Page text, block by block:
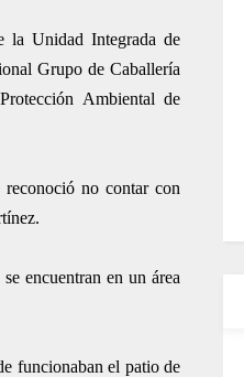
la Unidad Integrada de
Grupo de Caballería
Ambiental de
no contar con
encuentran en un área
funcionaban el patio de